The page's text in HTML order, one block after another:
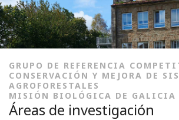
GRUPO DE REFERENCIA
CONSERVACIÓN Y MEJORA DE
AGROFORESTALES
MISIÓN BIOLÓGICA DE GALICIA
Áreas de investigación